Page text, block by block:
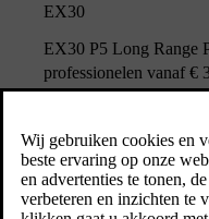
EX30
EX30 P5 Long Range
professionelen vanaf €
Bekijk de aanbieding